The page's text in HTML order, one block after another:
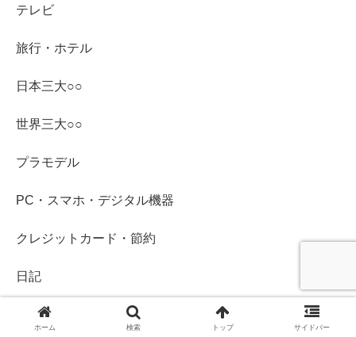
テレビ
旅行・ホテル
日本三大○○
世界三大○○
プラモデル
PC・スマホ・デジタル機器
クレジットカード・節約
日記
ゲーム
ホーム 検索 トップ サイドバー